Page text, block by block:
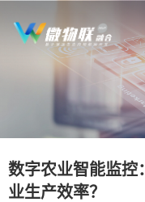
数字农业智能监控
业生产效率？